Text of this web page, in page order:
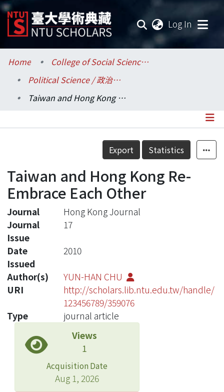
Log In
Communities & Collections
Research Outputs
Statistics
Home
College of Social Sciences / 社會科學院
Political Science / 政治學系
Taiwan and Hong Kong Re-Embrace Each Other
Details
Export Statistics
Taiwan and Hong Kong Re-
Embrace Each Other
Journal
Hong Kong Journal
Journal
Issue
17
Date
Issued
2010
Author(s)
YUN-HAN CHU
URI
http://scholars.lib.ntu.edu.tw/handle/
123456789/359076
Type
journal article
Views
1
Acquisition Date
Aug 1, 2026